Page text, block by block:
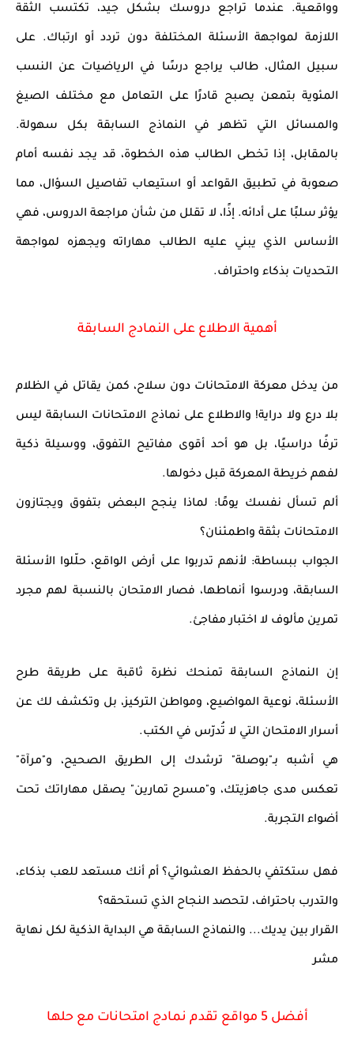
وواقعية. عندما تراجع دروسك بشكل جيد، تكتسب الثقة
اللازمة لمواجهة الأسئلة المختلفة دون تردد أو ارتباك. على
سبيل المثال، طالب يراجع درسًا في الرياضيات عن النسب
المئوية بتمعن يصبح قادرًا على التعامل مع مختلف الصيغ
والمسائل التي تظهر في النماذج السابقة بكل سهولة.
بالمقابل، إذا تخطى الطالب هذه الخطوة، قد يجد نفسه أمام
صعوبة في تطبيق القواعد أو استيعاب تفاصيل السؤال، مما
يؤثر سلبًا على أدائه. إذًا، لا تقلل من شأن مراجعة الدروس، فهي
الأساس الذي يبني عليه الطالب مهاراته ويجهزه لمواجهة
التحديات بذكاء واحتراف.
أهمية الاطلاع على النمادج السابقة
من يدخل معركة الامتحانات دون سلاح، كمن يقاتل في الظلام
بلا درع ولا دراية! والاطلاع على نماذج الامتحانات السابقةليس
ترفًا دراسيًا، بل هو أحد أقوى مفاتيح التفوق، ووسيلة ذكية
لفهم خريطة المعركة قبل دخولها.
ألم تسأل نفسك يومًا: لماذا ينجح البعض بتفوق ويجتازون
الامتحانات بثقة واطمئنان؟
الجواب ببساطة: لأنهم تدربوا على أرض الواقع، حلّلوا الأسئلة
السابقة، ودرسوا أنماطها، فصار الامتحان بالنسبة لهم مجرد
تمرين مألوف لا اختبار مفاجئ.
إن النماذج السابقة تمنحك نظرة ثاقبة علىطريقة طرح
الأسئلة، نوعية المواضيع، ومواطن التركيز، بل وتكشف لك عن
أسرار الامتحان التي لا تُدرّس في الكتب.
هي أشبه بـ"بوصلة" ترشدك إلى الطريق الصحيح، و"مرآة"
تعكس مدى جاهزيتك، و"مسرح تمارين" يصقل مهاراتك تحت
أضواء التجربة.
فهل ستكتفي بالحفظ العشوائي؟ أم أنك مستعد للعب بذكاء،
والتدرب باحتراف، لتحصد النجاح الذي تستحقه؟
القرار بين يديك... والنماذج السابقة هي البداية الذكية لكل نهاية
مشر
أفضل 5 مواقع تقدم نمادج امتحانات مع حلها